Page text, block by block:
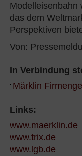
Modelleisenbahn
das dem
Perspektiven
Von:
In Verbindung
Märklin
Links:
www.maerklin.de
www.trix.de
www.lgb.de